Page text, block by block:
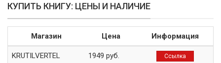
КУПИТЬ КНИГУ: ЦЕНЫ И НАЛИЧИЕ
Магазин Цена Информация
KRUTILVERTEL 1949 руб. Ссылка